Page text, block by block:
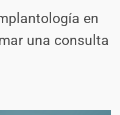
en
una consulta